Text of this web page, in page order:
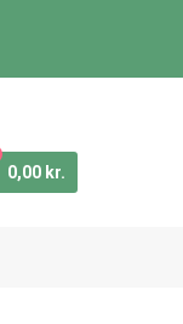
0,00 kr.